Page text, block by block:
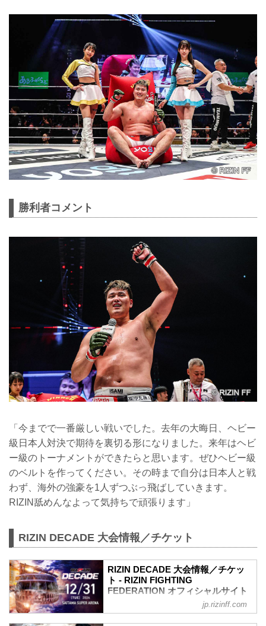
勝利者コメント
「今までで一番厳しい戦いでした。去年の大晦日、ヘビー
級日本人対決で期待を裏切る形になりました。来年はヘビ
ー級のトーナメントができたらと思います。ぜひヘビー級
のベルトを作ってください。その時まで自分は日本人と戦
わず、海外の強豪を1人ずつぶっ飛ばしていきます。
RIZIN舐めんなよって気持ちで頑張ります」
RIZIN DECADE 大会情報／チケット
RIZIN DECADE 大会情報／チケッ
ト - RIZIN FIGHTING
FEDERATION オフィシャルサイト
jp.rizinff.com